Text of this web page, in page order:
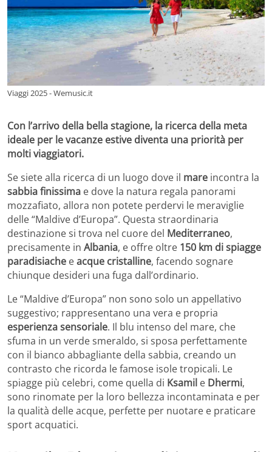
Viaggi 2025 - Wemusic.it
Con l’arrivo della bella stagione, la ricerca della meta
ideale per le vacanze estive diventa una priorità per
molti viaggiatori.
Se siete alla ricerca di un luogo dove il mare incontra la
sabbia finissima e dove la natura regala panorami
mozzafiato, allora non potete perdervi le meraviglie
delle “Maldive d’Europa”. Questa straordinaria
destinazione si trova nel cuore del Mediterraneo,
precisamente in Albania, e offre oltre 150 km di spiagge
paradisiache eacque cristalline, facendo sognare
chiunque desideri una fuga dall’ordinario.
Le “Maldive d’Europa” non sono solo un appellativo
suggestivo; rappresentano una vera e propria
esperienza sensoriale. Il blu intenso del mare, che
sfuma in un verde smeraldo, si sposa perfettamente
con il bianco abbagliante della sabbia, creando un
contrasto che ricorda le famose isole tropicali. Le
spiagge più celebri, come quella di Ksamil e Dhermi,
sono rinomate per la loro bellezza incontaminata e per
la qualità delle acque, perfette per nuotare e praticare
sport acquatici.